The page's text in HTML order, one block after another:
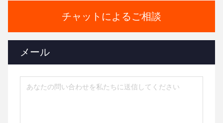
チャットによるご相談
メール